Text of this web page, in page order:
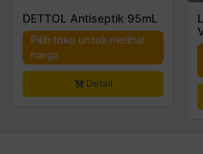
DETTOL Antiseptik 95mL
Pilih toko untuk melihat
harga
Detail